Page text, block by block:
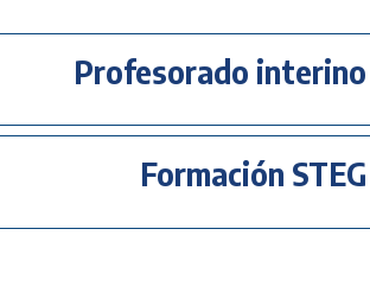
Profesorado interino
Formación STEG